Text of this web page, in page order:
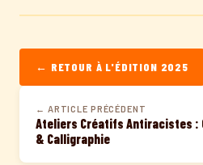
← RETOUR À L'ÉDITION 2025
← ARTICLE PRÉCÉDENT
Ateliers Créatifs Antiracistes :
& Calligraphie